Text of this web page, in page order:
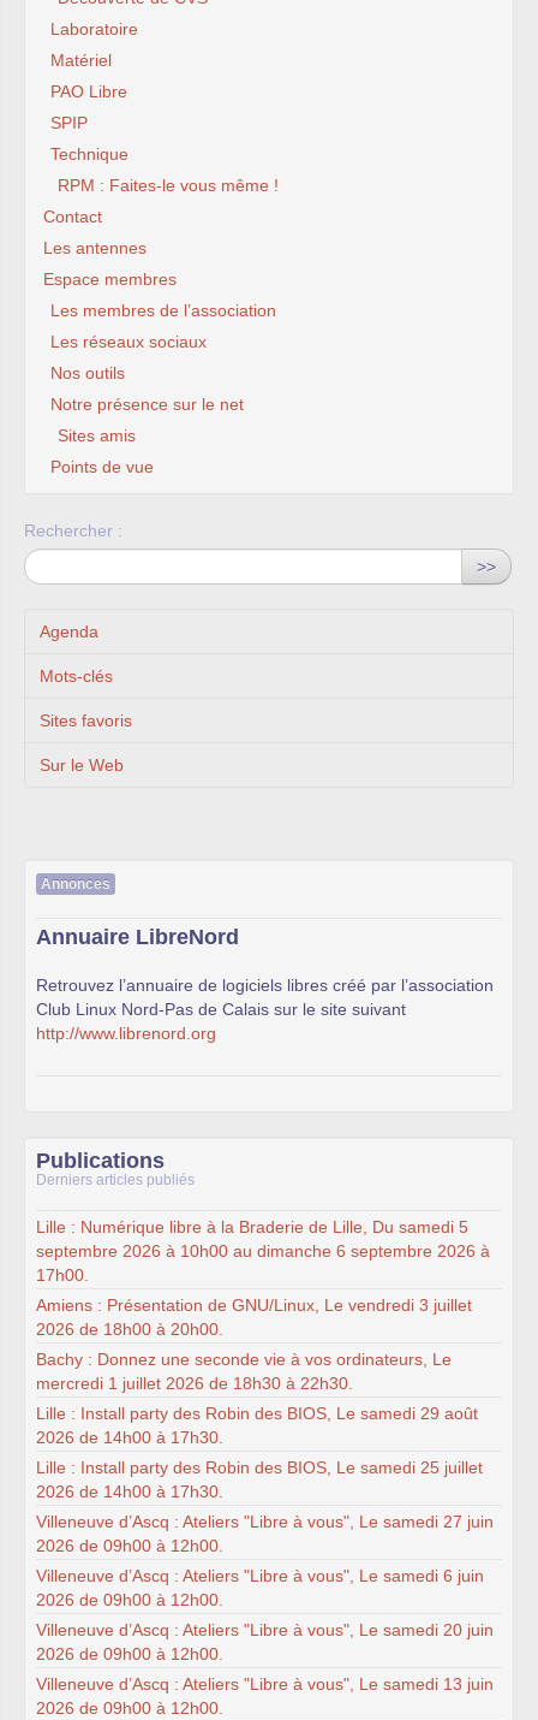
Laboratoire
Matériel
PAO Libre
SPIP
Technique
RPM : Faites-le vous même !
Contact
Les antennes
Espace membres
Les membres de l’association
Les réseaux sociaux
Nos outils
Notre présence sur le net
Sites amis
Points de vue
Rechercher :
>>
Agenda
Mots-clés
Sites favoris
Sur le Web
Annonces
Annuaire LibreNord
Retrouvez l’annuaire de logiciels libres créé par l’association
Club Linux Nord-Pas de Calais sur le site suivant
http://www.librenord.org
Publications
Derniers articles publiés
Lille : Numérique libre à la Braderie de Lille, Du samedi 5
septembre 2026 à 10h00 au dimanche 6 septembre 2026 à
17h00.
Amiens : Présentation de GNU/Linux, Le vendredi 3 juillet
2026 de 18h00 à 20h00.
Bachy : Donnez une seconde vie à vos ordinateurs, Le
mercredi 1 juillet 2026 de 18h30 à 22h30.
Lille : Install party des Robin des BIOS, Le samedi 29 août
2026 de 14h00 à 17h30.
Lille : Install party des Robin des BIOS, Le samedi 25 juillet
2026 de 14h00 à 17h30.
Villeneuve d’Ascq : Ateliers "Libre à vous", Le samedi 27 juin
2026 de 09h00 à 12h00.
Villeneuve d’Ascq : Ateliers "Libre à vous", Le samedi 6 juin
2026 de 09h00 à 12h00.
Villeneuve d’Ascq : Ateliers "Libre à vous", Le samedi 20 juin
2026 de 09h00 à 12h00.
Villeneuve d’Ascq : Ateliers "Libre à vous", Le samedi 13 juin
2026 de 09h00 à 12h00.